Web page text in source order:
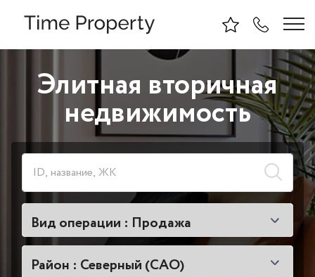
Элитная вторичная
недвижимость
Вид операции : Продажа
Район : Северный (САО)